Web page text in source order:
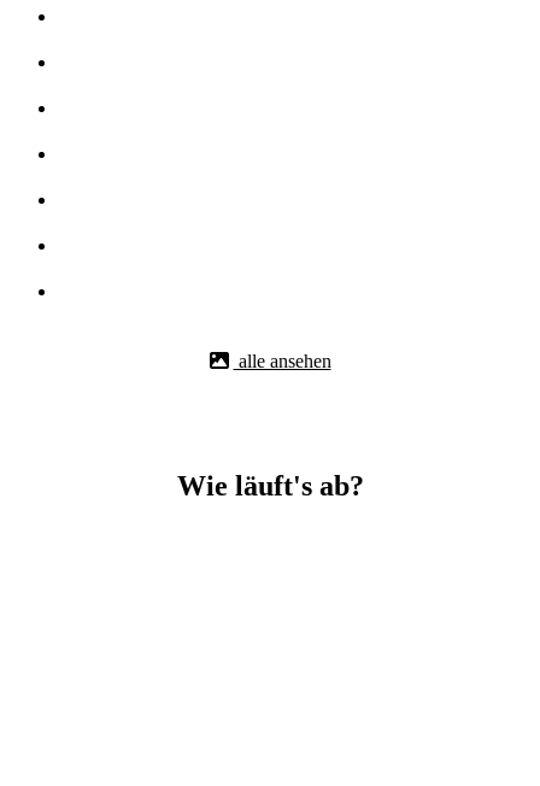
alle ansehen
Wie läuft's ab?